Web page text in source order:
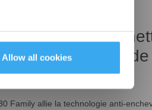
Allow all cookies
puissance de
une technologie de
avancée.
Family allie la technologie anti-